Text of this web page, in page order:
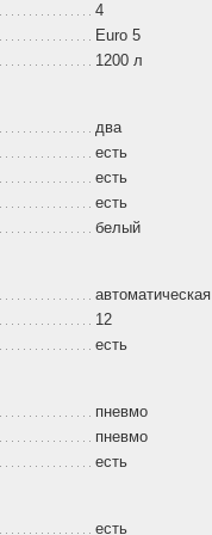
4
Euro 5
1200 л
два
есть
есть
есть
белый
автоматическая
12
есть
пневмо
пневмо
есть
есть